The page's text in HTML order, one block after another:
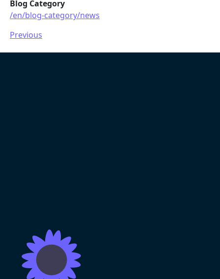
Blog Category
/en/blog-category/news
Previous